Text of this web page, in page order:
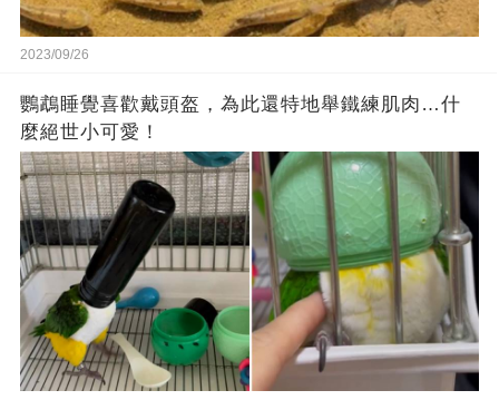
2023/09/26
鸚鵡睡覺喜歡戴頭盔，為此還特地舉鐵練肌肉…什
麼絕世小可愛！